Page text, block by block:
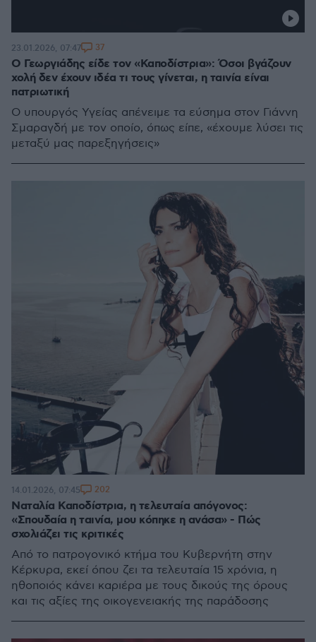
Ο Γεωργιάδης είδε τον «Καποδίστρια»: Όσοι βγάζουν
χολή δεν έχουν ιδέα τι τους γίνεται, η ταινία είναι
πατριωτική
Ο υπουργός Υγείας απένειμε τα εύσημα στον Γιάννη
Σμαραγδή με τον οποίο, όπως είπε, «έχουμε λύσει τις
μεταξύ μας παρεξηγήσεις»
23.01.2026, 07:47 37
Ναταλία Καποδίστρια, η τελευταία απόγονος:
«Σπουδαία η ταινία, μου κόπηκε η ανάσα» - Πώς
σχολιάζει τις κριτικές
Από το πατρογονικό κτήμα του Κυβερνήτη στην
Κέρκυρα, εκεί όπου ζει τα τελευταία 15 χρόνια, η
ηθοποιός κάνει καριέρα με τους δικούς της όρους
και τις αξίες της οικογενειακής της παράδοσης
14.01.2026, 07:45 202